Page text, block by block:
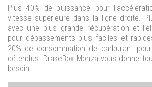
Plus 40% de puissance pour
vitesse supérieure dans la ligne droite.
avec une plus grande récupération et
pour dépassements plus faciles et
20% de consommation de carburant
détendus. DrakeBox Monza vous donne
besoin.